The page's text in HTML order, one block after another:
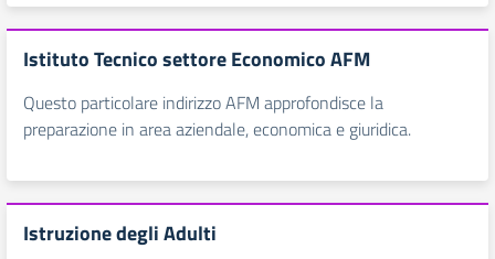
Istituto Tecnico settore Economico AFM
Questo particolare indirizzo AFM approfondisce la
preparazione in area aziendale, economica e giuridica.
Istruzione degli Adulti